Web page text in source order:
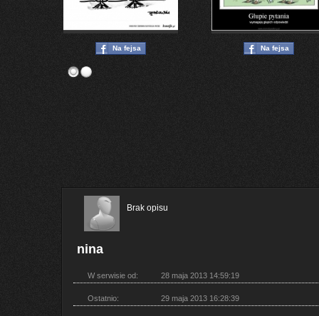
Na fejsa Na fejsa
nina
Brak opisu
W serwisie od: 28 maja 2013 14:59:19
Ostatnio: 29 maja 2013 16:28:39